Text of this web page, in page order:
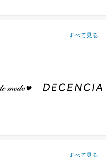
すべて見る
すべて見る